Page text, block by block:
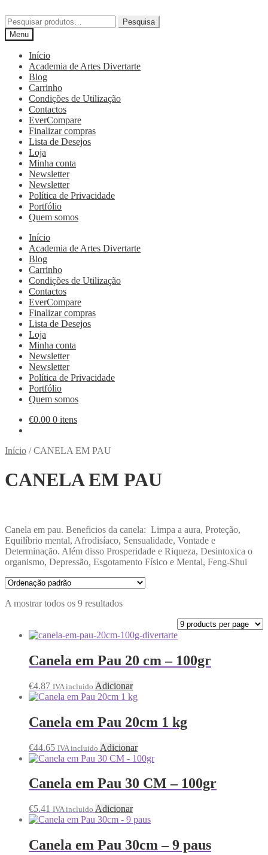
Pesquisa
Menu
Início
Academia de Artes Divertarte
Blog
Carrinho
Condições de Utilização
Contactos
EverCompare
Finalizar compras
Lista de Desejos
Loja
Minha conta
Newsletter
Newsletter
Política de Privacidade
Portfólio
Quem somos
Início
Academia de Artes Divertarte
Blog
Carrinho
Condições de Utilização
Contactos
EverCompare
Finalizar compras
Lista de Desejos
Loja
Minha conta
Newsletter
Newsletter
Política de Privacidade
Portfólio
Quem somos
€0.00 0 itens
Início /CANELA EM PAU
CANELA EM PAU
Canela em pau. Beneficios da canela: Limpa a aura, Proteção,
Equilíbrio mental, Afrodisíaco, Sensualidade, Vontade e
Determinação. Além disso Prosperidade e Riqueza, Desintoxica o
organismo, Depressão, Esgotamento Físico e Mental, Feng-Shui
A mostrar todos os 9 resultados
Canela em Pau 20 cm – 100gr
€4.87 IVA incluido Adicionar
Canela em Pau 20cm 1 kg
€44.65 IVA incluido Adicionar
Canela em Pau 30 CM – 100gr
€5.41 IVA incluido Adicionar
Canela em Pau 30cm – 9 paus